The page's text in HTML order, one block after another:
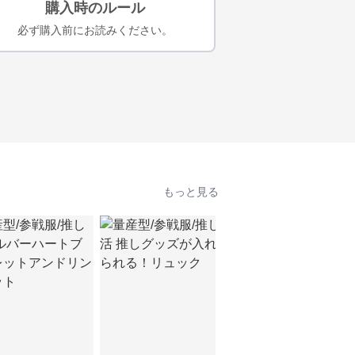
購入時のルール
必ず購入前にお読みください。
もっと見る